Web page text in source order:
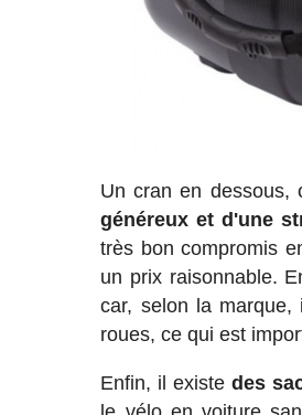
Un cran en dessous,
généreux et d'une
très bon compromis
un prix raisonnable.
car, selon la
roues, ce qui est
Enfin, il existedes